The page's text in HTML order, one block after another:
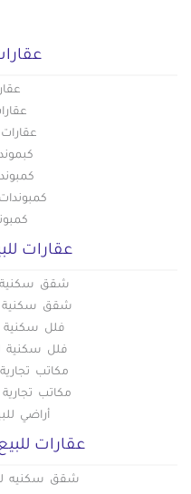
عقارات
شقق سكنية
شقق سكنية
فلل سكنية
فلل سكنية
مكاتب
مكاتب تجارية
أراضي
عقارات
شقق سكنيه